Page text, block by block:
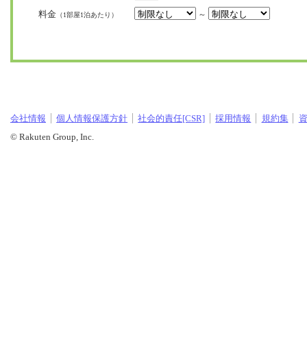
料金 （1部屋1泊あたり） ～
会社情報 個人情報保護方針 社会的責任[CSR] 採用情報 規約集
© Rakuten Group, Inc.